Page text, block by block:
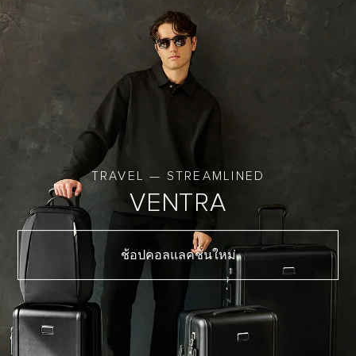
TRAVEL — STREAMLINED
VENTRA
ช้อปคอลแลคชั่นใหม่